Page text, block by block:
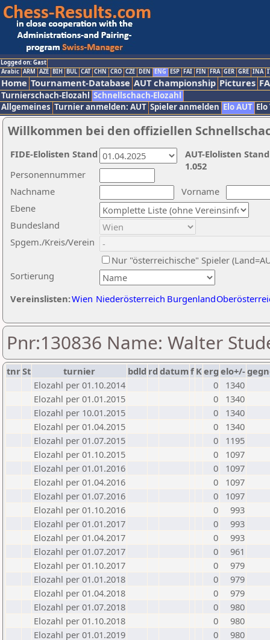
Logged on: Gast
Arabic ARM AZE BIH BUL CAT CHN CRO CZE DEN ENG ESP FAI FIN FRA GER GRE INA
Home Tournament-Database AUT championship Pictures
Turnierschach-Elozahl Schnellschach-Elozahl
Allgemeines Turnier anmelden: AUT Spieler anmelden Elo AUT
Willkommen bei den offiziellen
Nachname
Vorname
Ebene
Sortierung
Personennummer
Bundesland
Spgem./Kreis/Verein
Nur "österreichische" Spieler
Vereinslisten:Wien Niederösterreich Burgenland
AUT-Elolisten
1.052
FIDE-Elolisten Stand
Pnr:130836 Name: Walter
tnrSt turnier bdld rd datumf Kerg elo+/-
Elozahl per 01.10.2014
0
1340
Elozahl per 01.01.2015
0
1340
Elozahl per 10.01.2015
0
1340
Elozahl per 01.04.2015
0
1340
Elozahl per 01.07.2015
0
1195
Elozahl per 01.10.2015
0
1097
Elozahl per 01.01.2016
0
1097
Elozahl per 01.04.2016
0
1097
Elozahl per 01.07.2016
0
1097
Elozahl per 01.10.2016
0
993
Elozahl per 01.01.2017
0
993
Elozahl per 01.04.2017
0
993
Elozahl per 01.07.2017
0
961
Elozahl per 01.10.2017
0
979
Elozahl per 01.01.2018
0
979
Elozahl per 01.04.2018
0
979
Elozahl per 01.07.2018
0
980
Elozahl per 01.10.2018
0
980
Elozahl per 01.01.2019
0
980